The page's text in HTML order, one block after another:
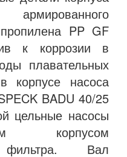
PP GF
к коррозии в
плавательных
корпусе насоса
BADU 40/25
цельные насосы
корпусом
фильтра. Вал